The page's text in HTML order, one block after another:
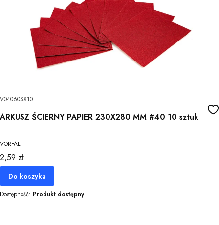
V04060SX10
ARKUSZ ŚCIERNY PAPIER 230X280 MM #40 10 sztuk
VORFAL
Cena
2,59 zł
Do koszyka
Dostępność: Produkt dostępny